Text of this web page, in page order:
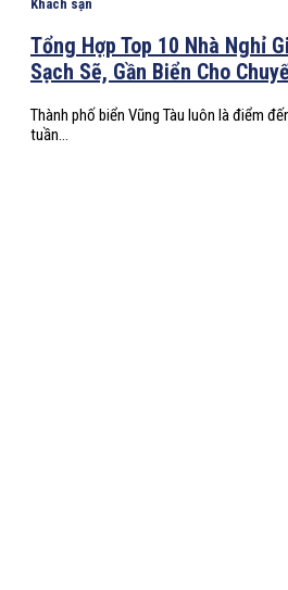
Khách sạn
Tổng Hợp Top 10 Nhà Nghỉ
Sạch Sẽ, Gần Biển Cho
Thành phố biển Vũng Tàu luôn là điểm
tuần...